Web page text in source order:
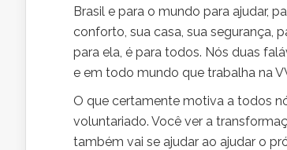
Brasil e para o mundo para ajudar,
conforto, sua casa, sua segurança,
para ela, é para todos. Nós duas
e em todo mundo que trabalha na
O que certamente motiva a todos
voluntariado. Você ver a
também vai se ajudar ao ajudar o